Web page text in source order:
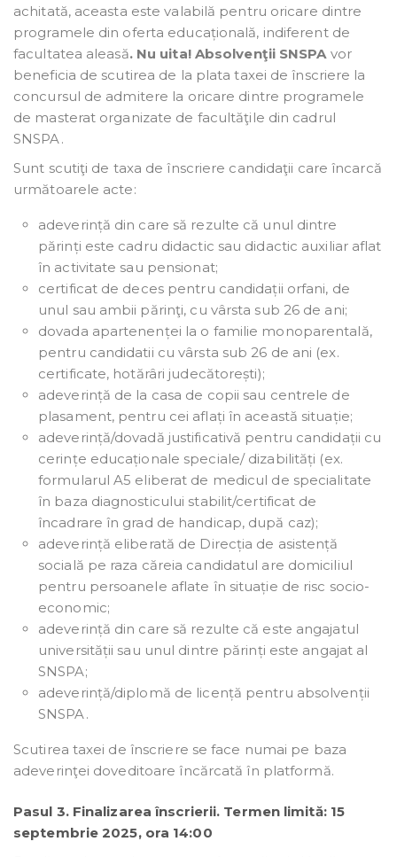
achitată, aceasta este valabilă pentru oricare dintre
programele din oferta educațională, indiferent de
facultatea aleasă. Nu uita! Absolvenţii SNSPAvor
beneficia de scutirea de la plata taxei de înscriere la
concursul de admitere la oricare dintre programele
de masterat organizate de facultăţile din cadrul
SNSPA.
Sunt scutiţi de taxa de înscriere candidaţii care încarcă
următoarele acte:
adeverință din care să rezulte că unul dintre
părinți este cadru didactic sau didactic auxiliar aflat
în activitate sau pensionat;
certificat de deces pentru candidații orfani, de
unul sau ambii părinţi, cu vârsta sub 26 de ani;
dovada apartenenței la o familie monoparentală,
pentru candidatii cu vârsta sub 26 de ani (ex.
certificate, hotărâri judecătorești);
adeverință de la casa de copii sau centrele de
plasament, pentru cei aflați în această situație;
adeverință/dovadă justificativă pentru candidații cu
cerințe educaționale speciale/ dizabilități (ex.
formularul A5 eliberat de medicul de specialitate
în baza diagnosticului stabilit/certificat de
încadrare în grad de handicap, după caz);
adeverință eliberată de Direcția de asistență
socială pe raza căreia candidatul are domiciliul
pentru persoanele aflate în situație de risc socio-
economic;
adeverință din care să rezulte că este angajatul
universității sau unul dintre părinți este angajat al
SNSPA;
adeverință/diplomă de licență pentru absolvenții
SNSPA.
Scutirea taxei de înscriere se face numai pe baza
adeverinţei doveditoare încărcată în platformă.
Pasul 3. Finalizarea înscrierii. Termen limită: 15
septembrie 2025, ora 14:00